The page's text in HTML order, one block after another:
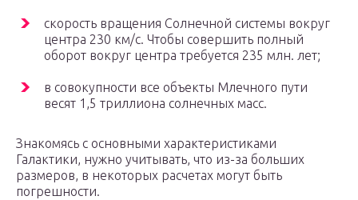
скорость вращения Солнечной системы вокруг
центра 230 км/с. Чтобы совершить полный
оборот вокруг центра требуется 235 млн. лет;
в совокупности все объекты Млечного пути
весят 1,5 триллиона солнечных масс.
Знакомясь с основными характеристиками
Галактики, нужно учитывать, что из-за больших
размеров, в некоторых расчетах могут быть
погрешности.